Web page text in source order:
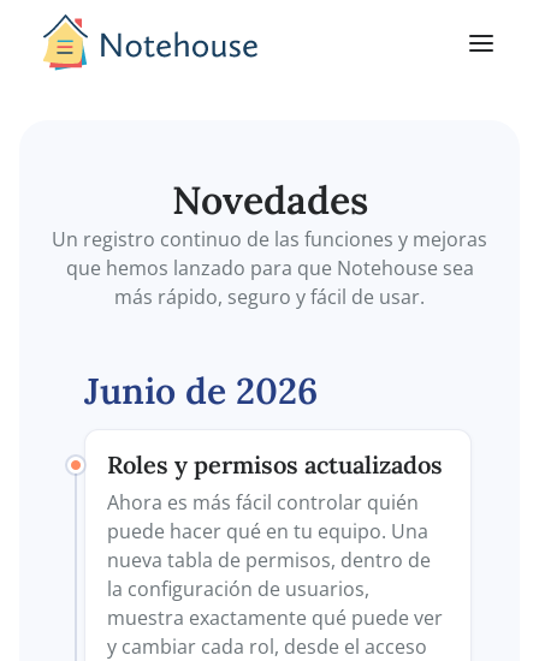
Novedades
Un registro continuo de las funciones y mejoras
que hemos lanzado para que Notehouse sea
más rápido, seguro y fácil de usar.
Junio de 2026
Roles y permisos actualizados
Ahora es más fácil controlar quién
puede hacer qué en tu equipo. Una
nueva tabla de permisos, dentro de
la configuración de usuarios,
muestra exactamente qué puede ver
y cambiar cada rol, desde el acceso